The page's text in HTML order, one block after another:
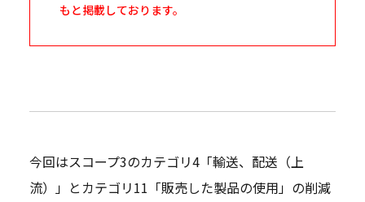
もと掲載しております。
今回はスコープ3のカテゴリ4「輸送、配送（上
流）」とカテゴリ11「販売した製品の使用」の削減